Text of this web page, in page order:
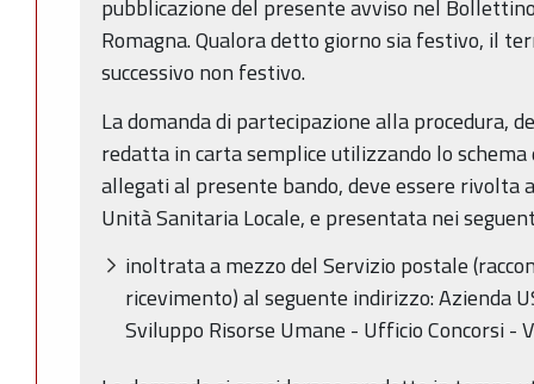
pubblicazione del presente avviso nel
Romagna. Qualora detto giorno sia festivo, il
successivo non festivo.
La domanda di partecipazione alla procedura,
redatta in carta semplice utilizzando lo schema
allegati al presente bando, deve essere rivolta
Unità Sanitaria Locale, e presentata nei
inoltrata a mezzo del Servizio postale
ricevimento) al seguente indirizzo: Azienda
Sviluppo Risorse Umane - Ufficio Concorsi -